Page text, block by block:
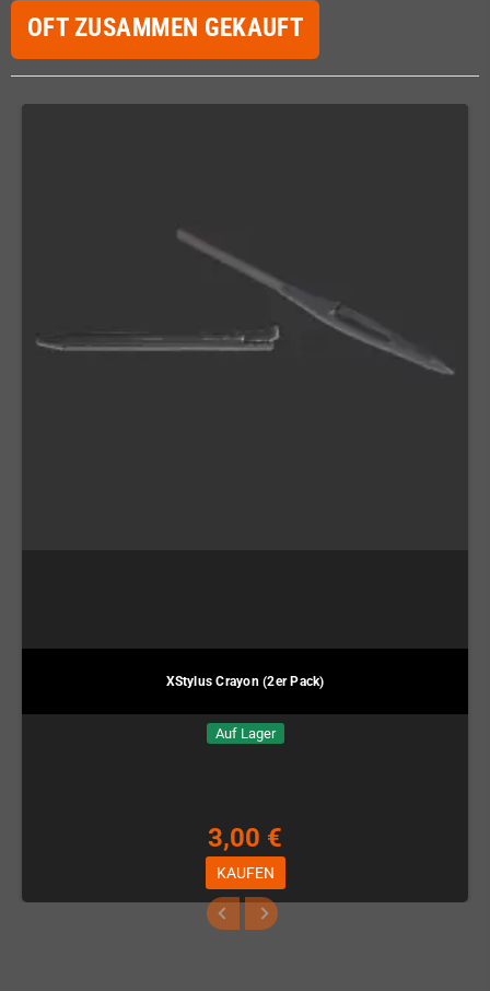
OFT ZUSAMMEN GEKAUFT
XStylus Crayon (2er Pack)
Auf Lager
3,00 €
KAUFEN